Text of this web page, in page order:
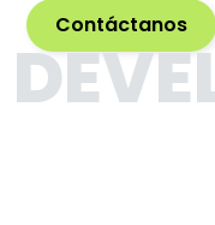
Contáctanos